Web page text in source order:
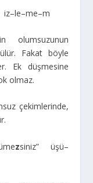
olumsuzunun
Fakat böyle
Ek düşmesine
olmaz.
çekimlerinde,
zsiniz” üşü–